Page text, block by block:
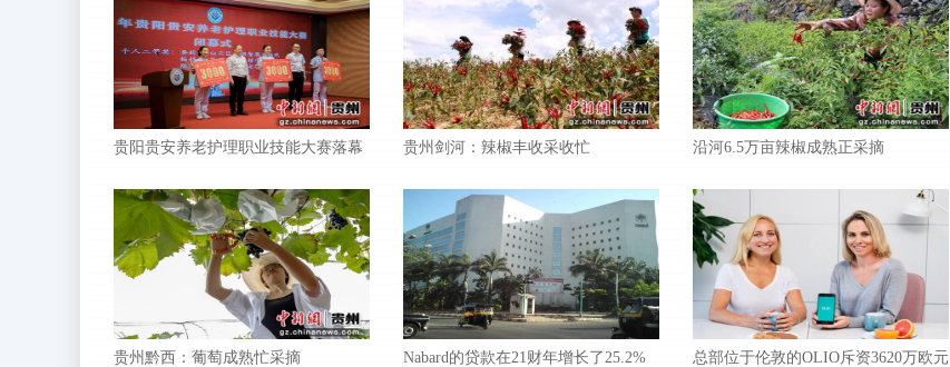
贵阳贵安养老护理职业技能大赛落幕 贵州剑河：辣椒丰收采收忙 沿河6.5万亩辣椒成熟正采摘
贵州黔西：葡萄成熟忙采摘
Nabard的贷款在21财年增长了25.2%
总部位于伦敦的OLIO斥资3620万欧元